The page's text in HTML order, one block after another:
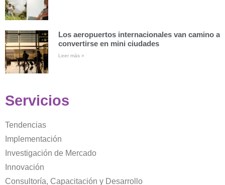
Los aeropuertos internacionales van camino a
convertirse en mini ciudades
Leer más »
Servicios
Tendencias
Implementación
Investigación de Mercado
Innovación
Consultoría, Capacitación y Desarrollo